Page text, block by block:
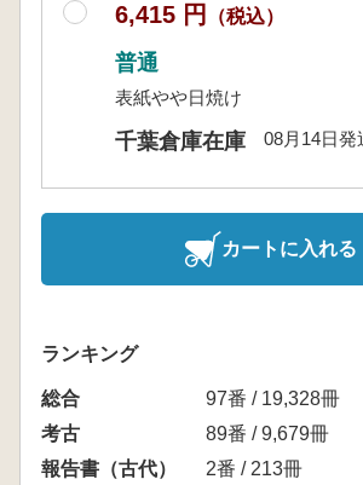
6,415 円 （税込）
普通
表紙やや日焼け
千葉倉庫在庫 08月14日発
カートに入れる
ランキング
総合
97番 / 19,328冊
考古
89番 / 9,679冊
報告書（古代）
2番 / 213冊